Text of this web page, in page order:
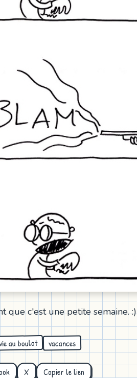
que c'est une petite semaine. :)
au boulot vacances
X Copier le lien